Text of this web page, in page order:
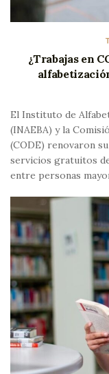
¿Trabajas en
El Instituto de
(INAEBA) y la
(CODE) renovaron
servicios gratuitos
entre personas